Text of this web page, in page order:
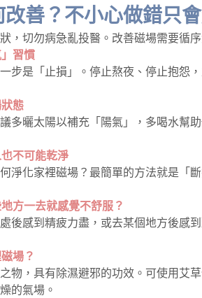
善？不小心做錯只
，切勿病急亂投醫。改善磁場需要循
習慣
步是「止損」。停止熬夜、停止抱怨
態
多曬太陽以補充「陽氣」，多喝水幫
不可能乾淨
淨化家裡磁場？最簡單的方法就是「
方一去就感覺不舒服？
後感到精疲力盡，或去某個地方後感
場？
物，具有除濕避邪的功效。可使用艾
的氣場。